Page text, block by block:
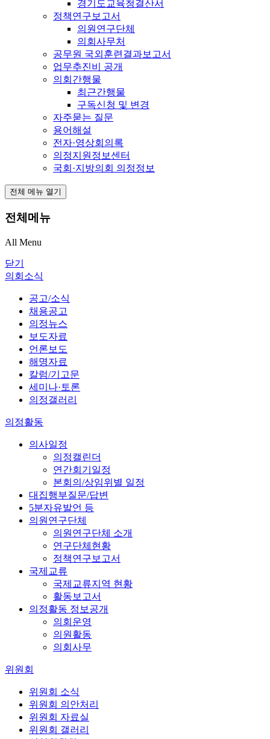
경기도교육청결산서
정책연구보고서
의원연구단체
의회사무처
공무원 국외훈련결과보고서
업무추진비 공개
의회간행물
최근간행물
구독신청 및 변경
자주묻는 질문
용어해설
전자·영상회의록
의정지원정보센터
국회·지방의회 의정정보
전체 메뉴 열기
전체메뉴
All Menu
닫기
의회소식
공고/소식
채용공고
의정뉴스
보도자료
언론보도
해명자료
칼럼/기고문
세미나·토론
의정갤러리
의정활동
의사일정
의정캘린더
연간회기일정
본회의/상임위별 일정
대집행부질문/답변
5분자유발언 등
의원연구단체
의원연구단체 소개
연구단체현황
정책연구보고서
국제교류
국제교류지역 현황
활동보고서
의정활동 정보공개
의회운영
의원활동
의회사무
위원회
위원회 소식
위원회 의안처리
위원회 자료실
위원회 갤러리